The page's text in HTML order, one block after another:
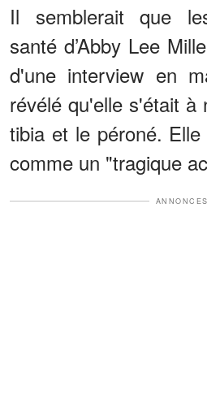
Il semblerait que
santé d’Abby Lee
d'une interview en
révélé qu'elle s'était à
tibia et le péroné. Elle
comme un "tragique
ANNONCES